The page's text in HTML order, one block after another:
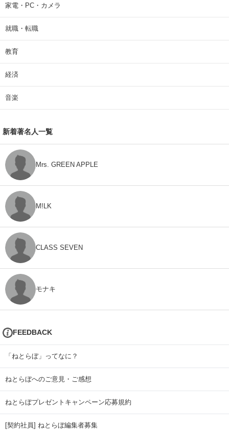
家電・PC・カメラ
就職・転職
教育
経済
音楽
新着著名人一覧
Mrs. GREEN APPLE
M!LK
CLASS SEVEN
モナキ
FEEDBACK
「ねとらぼ」ってなに？
ねとらぼへのご意見・ご感想
ねとらぼプレゼントキャンペーン応募規約
[契約社員] ねとらぼ編集者募集